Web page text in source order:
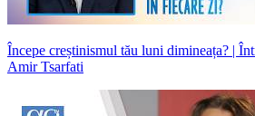
Începe creștinismul tău luni dimineața? |
Amir Tsarfati